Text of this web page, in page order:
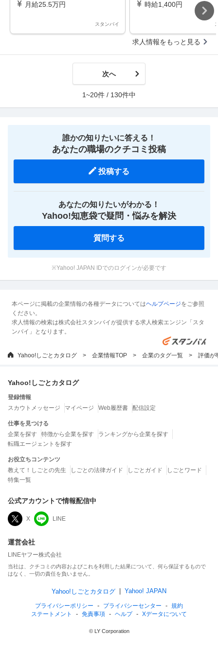
月給25.5万円
スタンバイ
時給1,400円
求人情報をもっと見る
次へ
1~20件 / 130件中
誰かの知りたいに答える！
あなたの職場のクチコミ投稿
投稿する
あなたの知りたいがわかる！
Yahoo!知恵袋で疑問・悩みを解決
質問する
※Yahoo! JAPAN IDでのログインが必要です
本ページに掲載の企業情報の各種データについてはヘルプページをご参照
ください。
求人情報の検索は株式会社スタンバイが提供する求人検索エンジン「スタ
ンバイ」となります。
Yahoo!しごとカタログ 企業情報TOP 企業のタグ一覧 評価が
Yahoo!しごとカタログ
登録情報
スカウトメッセージ
マイページ Web履歴書 配信設定
仕事を見つける
企業を探す
特徴から企業を探す
ランキングから企業を探す
転職エージェントを探す
お役立ちコンテンツ
教えて！しごとの先生
しごとの法律ガイド しごとガイド
しごとワード
特集一覧
公式アカウントで情報配信中
X LINE
運営会社
LINEヤフー株式会社
当社は、クチコミの内容およびこれを利用した結果について、何ら保証するもので
はなく、一切の責任を負いません。
Yahoo!しごとカタログ Yahoo! JAPAN
プライバシーポリシー プライバシーセンター
規約
ステートメント
免責事項 ヘルプ Xデータについて
© LY Corporation